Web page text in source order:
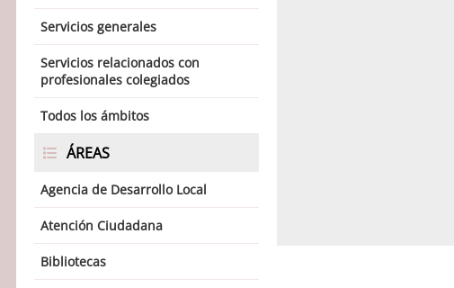
Servicios generales
Servicios relacionados con
profesionales colegiados
Todos los ámbitos
ÁREAS
Agencia de Desarrollo Local
Atención Ciudadana
Bibliotecas